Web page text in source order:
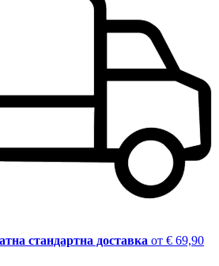
стандартна доставка от € 69,90